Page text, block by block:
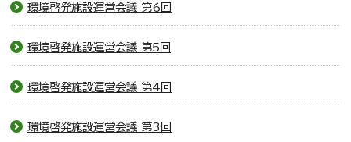
環境啓発施設運営会議 第6回
環境啓発施設運営会議 第5回
環境啓発施設運営会議 第4回
環境啓発施設運営会議 第3回